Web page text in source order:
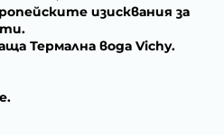
изисквания за
Термална вода Vichy.